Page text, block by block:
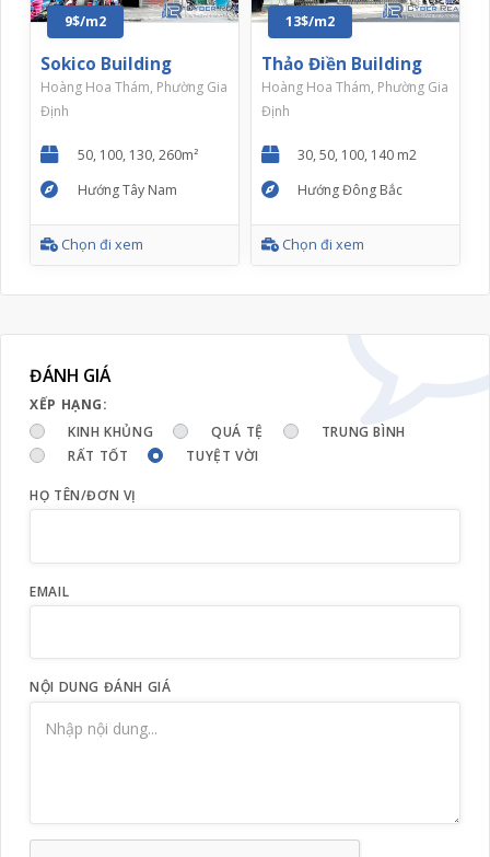
9$/m2
Sokico Building
Hoàng Hoa Thám, Phường Gia
Định
50, 100, 130, 260m²
Hướng Tây Nam
Chọn đi xem
13$/m2
Thảo Điền Building
Hoàng Hoa Thám, Phường Gia
Định
30, 50, 100, 140 m2
Hướng Đông Bắc
Chọn đi xem
ĐÁNH GIÁ
XẾP HẠNG:
KINH KHỦNG
QUÁ TỆ
TRUNG BÌNH
RẤT TỐT
TUYỆT VỜI
HỌ TÊN/ĐƠN VỊ
EMAIL
NỘI DUNG ĐÁNH GIÁ